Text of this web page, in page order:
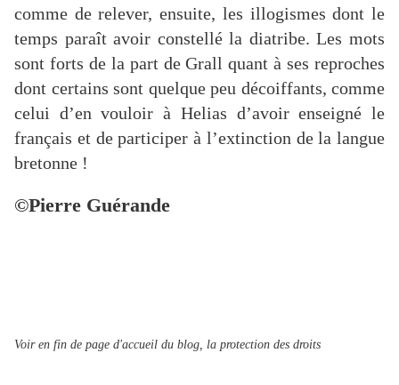
comme de relever, ensuite, les illogismes dont le
temps paraît avoir constellé la diatribe. Les mots
sont forts de la part de Grall quant à ses reproches
dont certains sont quelque peu décoiffants, comme
celui d’en vouloir à Helias d’avoir enseigné le
français et de participer à l’extinction de la langue
bretonne !
©Pierre Guérande
Voir en fin de page d'accueil du blog, la protection des droits